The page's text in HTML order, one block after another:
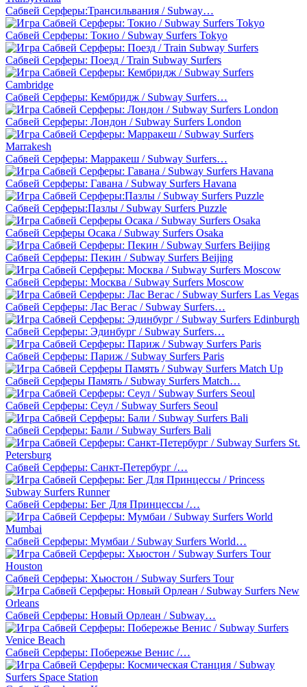
Сабвей Серферы:Трансильвания / Subway…
Сабвей Серферы: Токио / Subway Surfers Tokyo
Сабвей Серферы: Поезд / Train Subway Surfers
Сабвей Серферы: Кембридж / Subway Surfers…
Сабвей Серферы: Лондон / Subway Surfers London
Сабвей Серферы: Марракеш / Subway Surfers…
Сабвей Серферы: Гавана / Subway Surfers Havana
Сабвей Серферы:Пазлы / Subway Surfers Puzzle
Сабвей Серферы Осака / Subway Surfers Osaka
Сабвей Серферы: Пекин / Subway Surfers Beijing
Сабвей Серферы: Москва / Subway Surfers Moscow
Сабвей Серферы: Лас Вегас / Subway Surfers…
Сабвей Серферы: Эдинбург / Subway Surfers…
Сабвей Серферы: Париж / Subway Surfers Paris
Сабвей Серферы Память / Subway Surfers Match…
Сабвей Серферы: Сеул / Subway Surfers Seoul
Сабвей Серферы: Бали / Subway Surfers Bali
Сабвей Серферы: Санкт-Петербург /…
Сабвей Серферы: Бег Для Принцессы /…
Сабвей Серферы: Мумбаи / Subway Surfers World…
Сабвей Серферы: Хьюстон / Subway Surfers Tour
Сабвей Серферы: Новый Орлеан / Subway…
Сабвей Серферы: Побережье Венис /…